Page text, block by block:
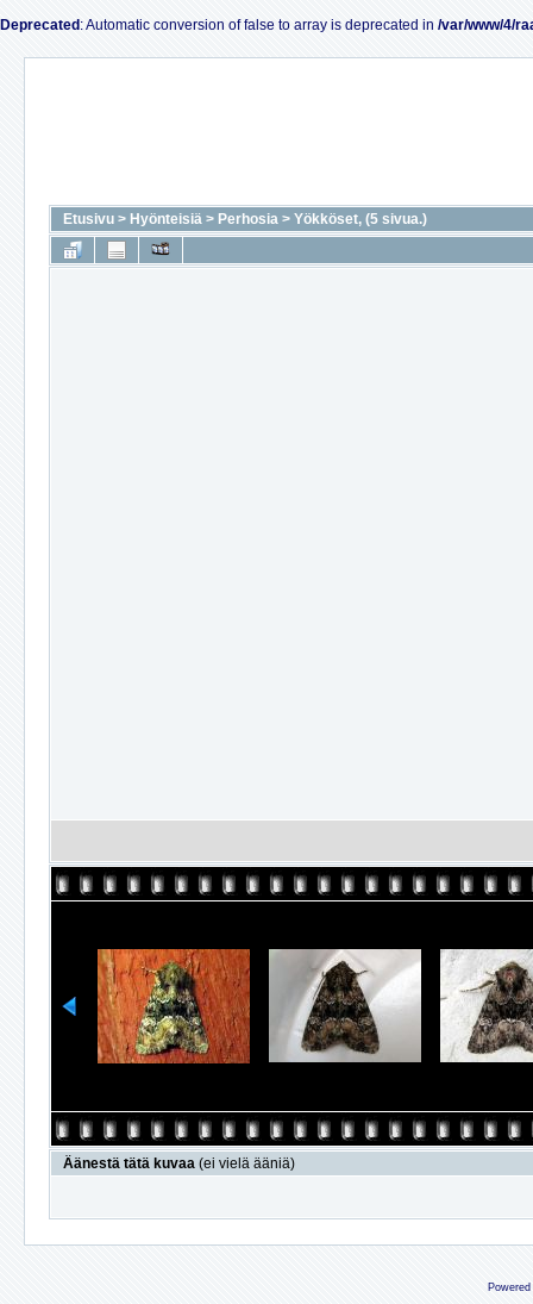
Deprecated : Automatic conversion of false to array is deprecated in /var/www/4/
Etusivu > Hyönteisiä > Perhosia > Yökköset, (5 sivua.)
Äänestä tätä kuvaa (ei vielä ääniä)